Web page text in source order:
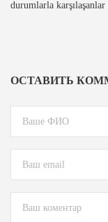
durumlarla
ОСТАВИТЬ